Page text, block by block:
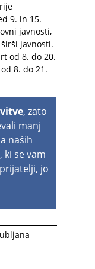
9. in 15.
javnosti,
javnosti.
od 8. do 20.
8. do 21.
, zato
manj
naših
ki se vam
jo